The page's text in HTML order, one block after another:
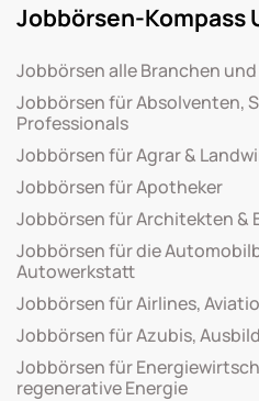
Jobbörsen-Kompass
Jobbörsen alle Branchen
Jobbörsen für Absolventen,
Professionals
Jobbörsen für Agrar &
Jobbörsen für Apotheker
Jobbörsen für Architekten &
Jobbörsen für die
Autowerkstatt
Jobbörsen für Airlines,
Jobbörsen für Azubis,
Jobbörsen für
regenerative Energie